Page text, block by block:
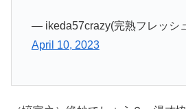
— ikeda57crazy(完熟フレッシ
April 10, 2023